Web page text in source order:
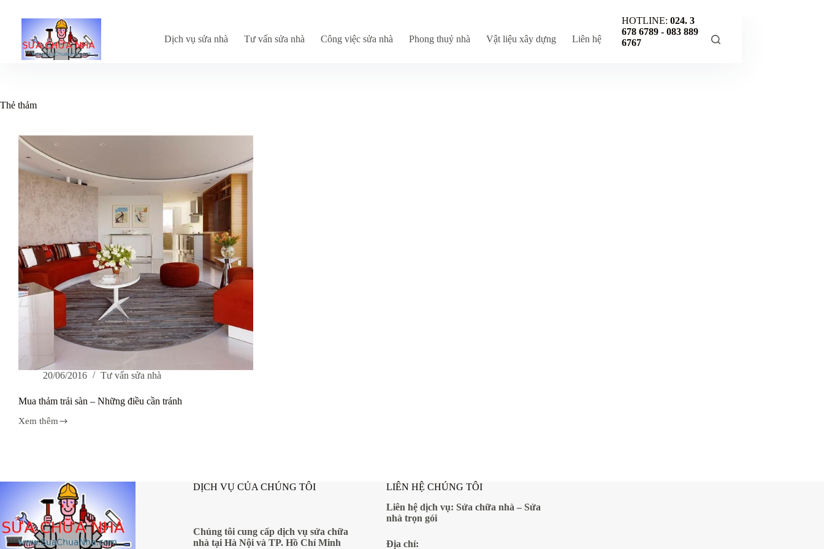
Dịch vụ sửa nhà Tư vấn sửa nhà Công việc sửa nhà Phong thuỷ nhà Vật liệu xây dựng Liên hệ
HOTLINE:024. 3
678 6789 -083 889
6767
Thẻ thảm
20/06/2016 Tư vấn sửa nhà
Mua thảm trải sàn – Những điều cần tránh
Xem thêm
Mua
tránh
DỊCH VỤ CỦA CHÚNG TÔI
Chúng tôi cung cấp dịch vụ sửa chữa
nhà tại Hà Nội và TP. Hồ Chí Minh
LIÊN HỆ CHÚNG TÔI
Liên hệ dịch vụ: Sửa chữa nhà – Sửa
nhà trọn gói
Địa chỉ: